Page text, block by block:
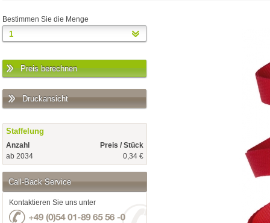
Bestimmen Sie die Menge
Preis berechnen
Druckansicht
Staffelung
Anzahl
Preis / Stück
ab 2034
0,34 €
Call-Back Service
Kontaktieren Sie uns unter